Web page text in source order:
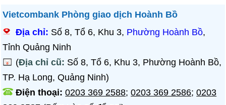
Vietcombank Phòng giao dịch Hoành Bồ
Địa chỉ: Số 8, Tổ 6, Khu 3, Phường Hoành Bồ,
Tỉnh Quảng Ninh
(Địa chỉ cũ: Số 8, Tổ 6, Khu 3, Phường Hoành Bồ,
TP. Hạ Long, Quảng Ninh)
Điện thoại:0203 369 2588;0203 369 2586;0203